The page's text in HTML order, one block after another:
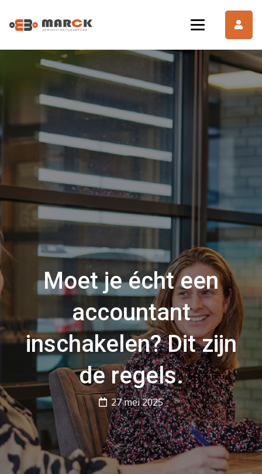
Moet je écht een
accountant
inschakelen? Dit zijn
de regels.
27 mei 2025